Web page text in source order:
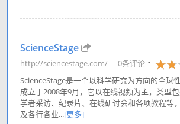
ScienceStage
http://sciencestage.com/ 0条评论
ScienceStage是一个以科学研究为方向的全球
成立于2008年9月，它以在线视频为主，类型
学者采访、纪录片、在线研讨会和各项教程等
及各行各业...[更多]